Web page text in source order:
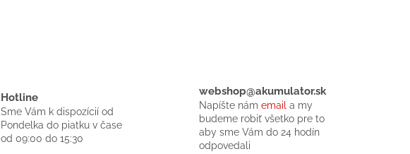
Hotline
Sme Vám k dispozícií od
Pondelka do piatku v čase
od 09:00 do 15:30
webshop@akumulator.sk
Napíšte nám email a my
budeme robiť všetko pre to
aby sme Vám do 24 hodín
odpovedali